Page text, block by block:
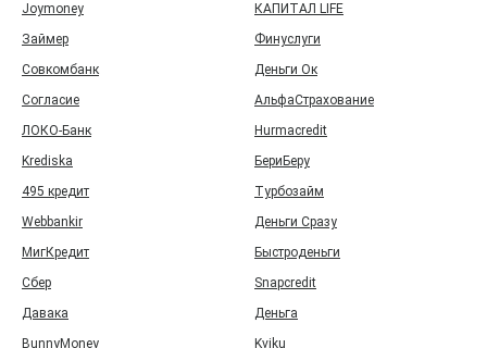
Joymoney
КАПИТАЛ LIFE
Займер
Финуслуги
Совкомбанк
Деньги Ок
Согласие
АльфаСтрахование
ЛОКО-Банк
Hurmacredit
Krediska
БериБеру
495 кредит
Турбозайм
Webbankir
Деньги Сразу
МигКредит
Быстроденьги
Сбер
Snapcredit
Давака
Деньга
BunnyMoney
Kviku